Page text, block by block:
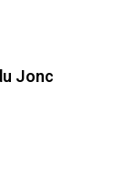
Jonc